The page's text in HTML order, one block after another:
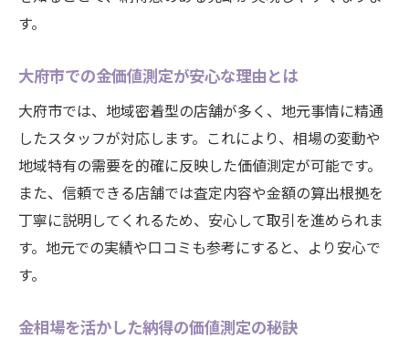
す。
大府市での金価値測定が安心な理由とは
大府市では、地域密着型の店舗が多く、地元事情に精通
したスタッフが対応します。これにより、相場の変動や
地域特有の需要を的確に反映した価値測定が可能です。
また、信頼できる店舗では査定内容や金額の算出根拠を
丁寧に説明してくれるため、安心して取引を進められま
す。地元での実績や口コミも参考にすると、より安心で
す。
金相場を活かした納得の価値測定の秘訣